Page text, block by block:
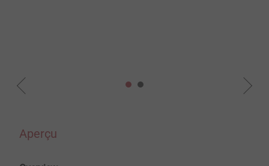
Aperçu